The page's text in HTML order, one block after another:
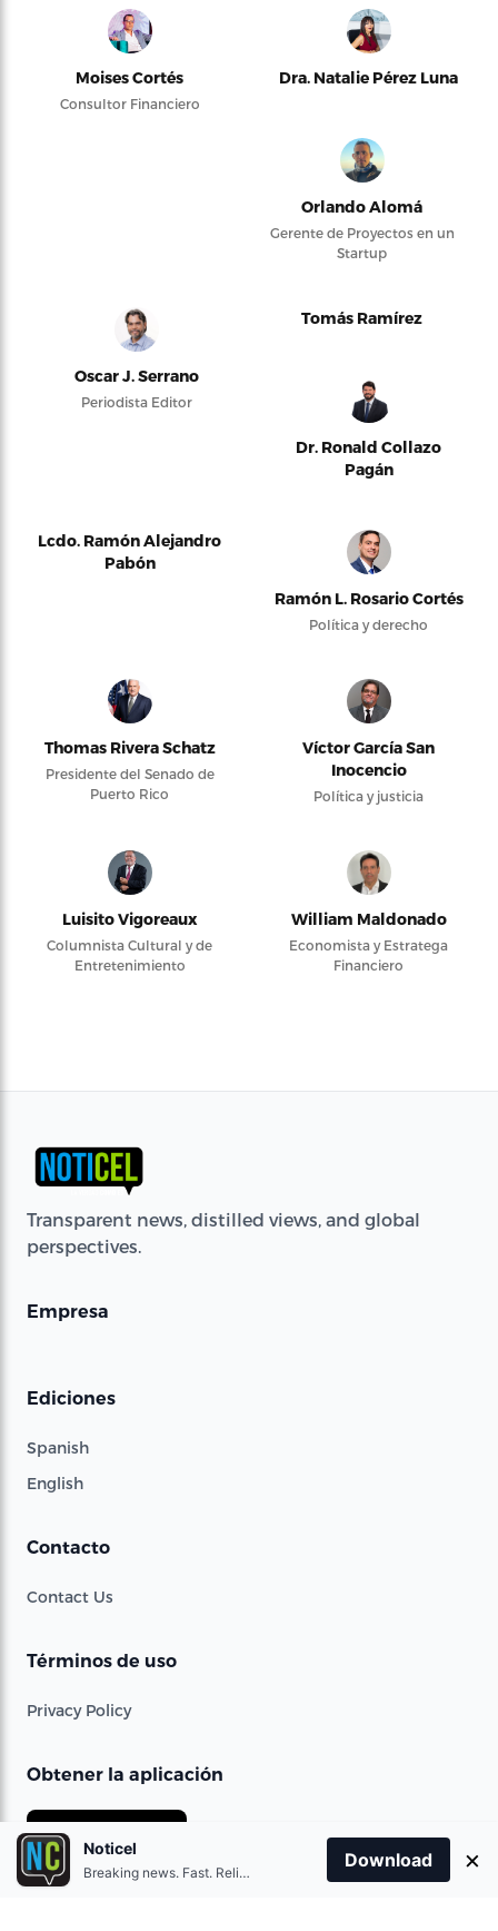
Moises Cortés
Consultor Financiero
Dra. Natalie Pérez Luna
Orlando Alomá
Gerente de Proyectos en un
Startup
Oscar J. Serrano
Periodista Editor
Tomás Ramírez
Dr. Ronald Collazo
Pagán
Lcdo. Ramón Alejandro
Pabón
Ramón L. Rosario Cortés
Política y derecho
Thomas Rivera Schatz
Presidente del Senado de
Puerto Rico
Víctor García San
Inocencio
Política y justicia
Luisito Vigoreaux
Columnista Cultural y de
Entretenimiento
William Maldonado
Economista y Estratega
Financiero
Transparent news, distilled views, and global
perspectives.
Empresa
Ediciones
Spanish
English
Contacto
Contact Us
Términos de uso
Privacy Policy
Obtener la aplicación
Download on the
App Store
Noticel
Breaking news. Fast. Reliable.
Download ×